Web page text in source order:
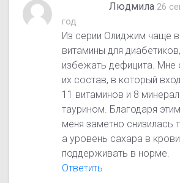
Людмила 26
год
Из серии Олиджим чаще
витамины для
избежать дефицита. Мне
их состав, в который
11 витаминов и 8
таурином. Благодаря
меня заметно снизилась
а уровень сахара в
поддерживать в норме.
Ответить